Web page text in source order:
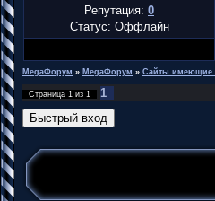
Репутация: 0
Статус: Оффлайн
MegaФорум » MegaФорум » Сайты имеющие
Страница 1 из 1 1